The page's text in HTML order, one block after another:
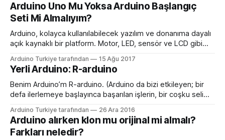
Arduino Uno Mu Yoksa Arduino Başlangıç
Seti Mi Almalıyım?
Arduino, kolayca kullanılabilecek yazılım ve donanıma dayalı
açık kaynaklı bir platform. Motor, LED, sensör ve LCD gibi
Arduino kontrol panelini içeriyor. Arduino UNO’ya yakından
bakış Arduino panelinin çeşitli versiyonları mevcut; ki
bunlardan biri Arduino UNO. Arduino UNO’nun 14 tane dijital
Arduino Turkiye tarafından 15 Ağu 2017
Yerli Arduino: R-arduino
Benim Arduino’m R-arduino. (Arduino da bizi etkileyen; bir
defa ilerlemeye başlayınca başarılan işlerin, bir coşku seli
ile otuz yılı bulan bir zamandır uğraşıyoruz. Geçen zaman
içerisinde, o zamanın sunduğu imkanlar ile pek çok konuda
elektronik cihazlar yaptık. Taa ki akıllı cep telefonlarının ilk
Arduino Turkiye tarafından 26 Ara 2016
Arduino alırken klon mu orijinal mi almalı?
Farkları neledir?